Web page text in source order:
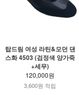
탑드림 여성 라틴&모던 댄
스화 4503 (검정색 양가죽
+세무)
120,000원
3,600원 적립